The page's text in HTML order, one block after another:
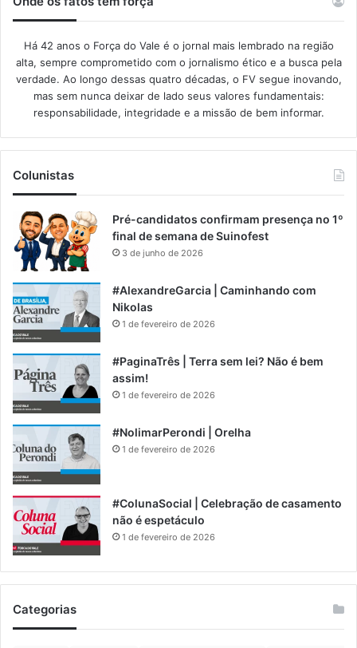
Há 42 anos o Força do Vale é o jornal mais lembrado na região
alta, sempre comprometido com o jornalismo ético e a busca pela
verdade. Ao longo dessas quatro décadas, o FV segue inovando,
mas sem nunca deixar de lado seus valores fundamentais:
responsabilidade, integridade e a missão de bem informar.​
Colunistas
Pré-candidatos confirmam presença no 1º
final de semana de Suinofest
3 de junho de 2026
#AlexandreGarcia | Caminhando com
Nikolas
1 de fevereiro de 2026
#PaginaTrês | Terra sem lei? Não é bem
assim!
1 de fevereiro de 2026
#NolimarPerondi | Orelha
1 de fevereiro de 2026
#ColunaSocial | Celebração de casamento
não é espetáculo
1 de fevereiro de 2026
Categorias